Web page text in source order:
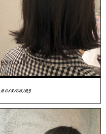
2018/06/23